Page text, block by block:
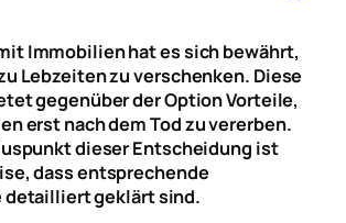
Immobilien hat es sich bewährt,
Lebzeiten zu verschenken. Diese
gegenüber der Option Vorteile,
erst nach dem Tod zu vererben.
dieser Entscheidung ist
dass entsprechende
detailliert geklärt sind.